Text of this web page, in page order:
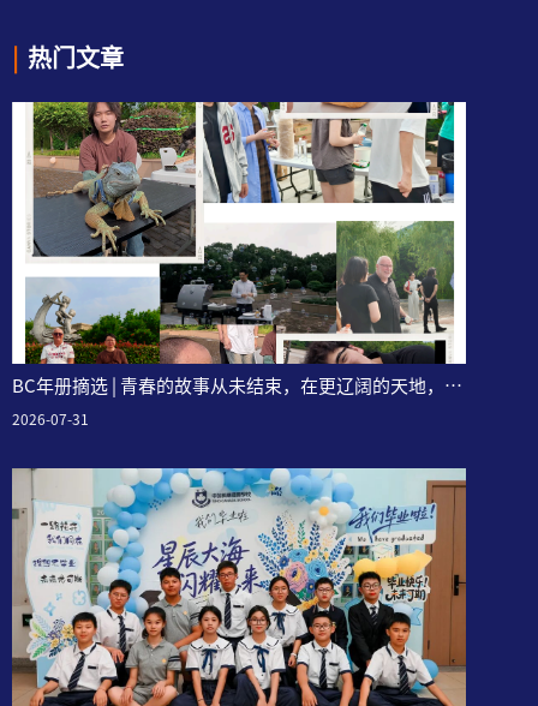
热门文章
BC年册摘选 | 青春的故事从未结束，在更辽阔的天地，继
续闪闪发亮~
2026-07-31